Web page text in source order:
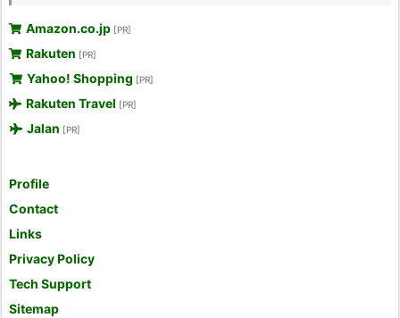
Amazon.co.jp [PR]
Rakuten [PR]
Yahoo! Shopping [PR]
Rakuten Travel [PR]
Jalan [PR]
Profile
Contact
Links
Privacy Policy
Tech Support
Sitemap